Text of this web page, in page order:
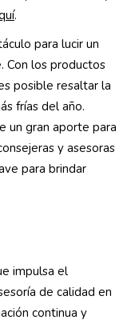
.
para lucir un
Con los productos
posible resaltar la
frías del año.
un gran aporte para
y asesoras
para brindar
impulsa el
de calidad en
continua y